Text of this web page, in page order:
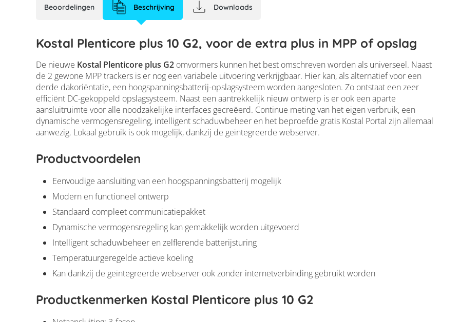
Kostal Plenticore plus 10 G2
Beoordelingen Beschrijving Downloads
Kostal Plenticore plus 10 G2, voor de extra plus in MPP of opslag
De nieuwe Kostal Plenticore plus G2omvormers kunnen het best omschreven worden als universeel. Naast
de 2 gewone MPP trackers is er nog een variabele uitvoering verkrijgbaar. Hier kan, als alternatief voor een
derde dakoriëntatie, een hoogspanningsbatterij-opslagsysteem worden aangesloten. Zo ontstaat een zeer
efficiënt DC-gekoppeld opslagsysteem. Naast een aantrekkelijk nieuw ontwerp is er ook een aparte
aansluitruimte voor alle noodzakelijke interfaces gecreëerd. Continue meting van het eigen verbruik, een
dynamische vermogensregeling, intelligent schaduwbeheer en het beproefde gratis Kostal Portal zijn allemaal
aanwezig. Lokaal gebruik is ook mogelijk, dankzij de geïntegreerde webserver.
Productvoordelen
Eenvoudige aansluiting van een hoogspanningsbatterij mogelijk
Modern en functioneel ontwerp
Standaard compleet communicatiepakket
Dynamische vermogensregeling kan gemakkelijk worden uitgevoerd
Intelligent schaduwbeheer en zelflerende batterijsturing
Temperatuurgeregelde actieve koeling
Kan dankzij de geïntegreerde webserver ook zonder internetverbinding gebruikt worden
Productkenmerken Kostal Plenticore plus 10 G2